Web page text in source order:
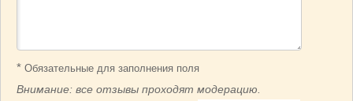
* Обязательные для заполнения поля
Внимание: все отзывы проходят модерацию.